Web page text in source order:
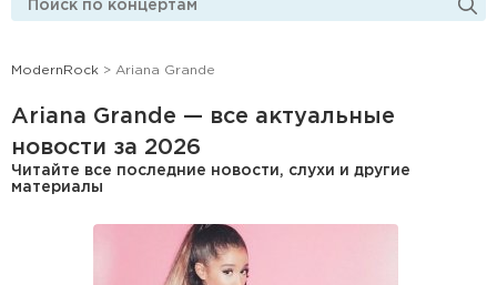
ModernRock > Ariana Grande
Ariana Grande — все актуальные
новости за 2026
Читайте все последние новости, слухи и другие
материалы